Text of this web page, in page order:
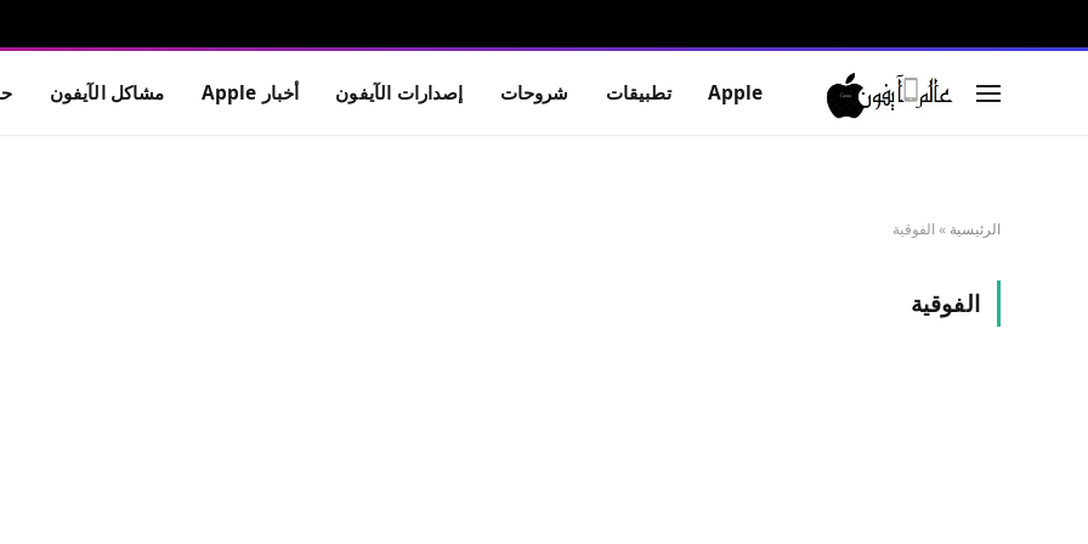
Apple تطبيقات شروحات إصدارات الآيفون أخبار Apple مشاكل الآيفون
الرئيسية » الفوقية
الفوقية